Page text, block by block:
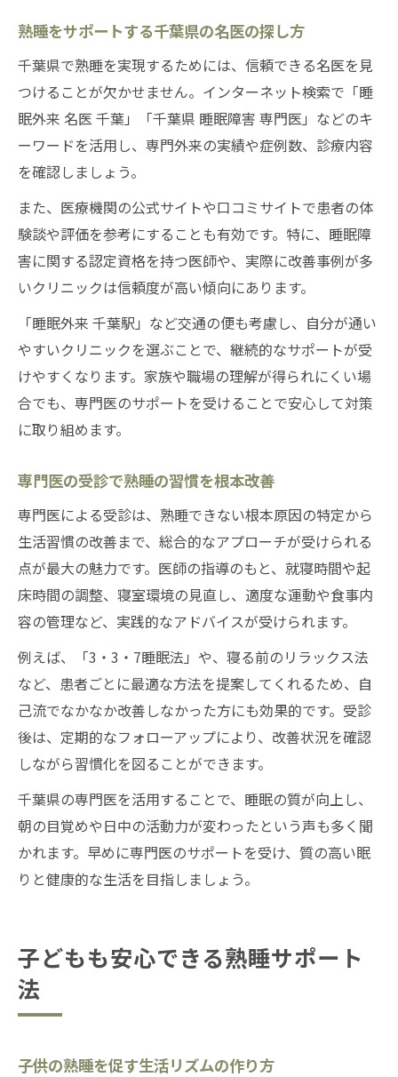
熟睡をサポートする千葉県の名医の探し方
千葉県で熟睡を実現するためには、信頼できる名医を見
つけることが欠かせません。インターネット検索で「睡
眠外来 名医 千葉」「千葉県 睡眠障害 専門医」などのキ
ーワードを活用し、専門外来の実績や症例数、診療内容
を確認しましょう。
また、医療機関の公式サイトや口コミサイトで患者の体
験談や評価を参考にすることも有効です。特に、睡眠障
害に関する認定資格を持つ医師や、実際に改善事例が多
いクリニックは信頼度が高い傾向にあります。
「睡眠外来 千葉駅」など交通の便も考慮し、自分が通い
やすいクリニックを選ぶことで、継続的なサポートが受
けやすくなります。家族や職場の理解が得られにくい場
合でも、専門医のサポートを受けることで安心して対策
に取り組めます。
専門医の受診で熟睡の習慣を根本改善
専門医による受診は、熟睡できない根本原因の特定から
生活習慣の改善まで、総合的なアプローチが受けられる
点が最大の魅力です。医師の指導のもと、就寝時間や起
床時間の調整、寝室環境の見直し、適度な運動や食事内
容の管理など、実践的なアドバイスが受けられます。
例えば、「3・3・7睡眠法」や、寝る前のリラックス法
など、患者ごとに最適な方法を提案してくれるため、自
己流でなかなか改善しなかった方にも効果的です。受診
後は、定期的なフォローアップにより、改善状況を確認
しながら習慣化を図ることができます。
千葉県の専門医を活用することで、睡眠の質が向上し、
朝の目覚めや日中の活動力が変わったという声も多く聞
かれます。早めに専門医のサポートを受け、質の高い眠
りと健康的な生活を目指しましょう。
子どもも安心できる熟睡サポート
法
子供の熟睡を促す生活リズムの作り方